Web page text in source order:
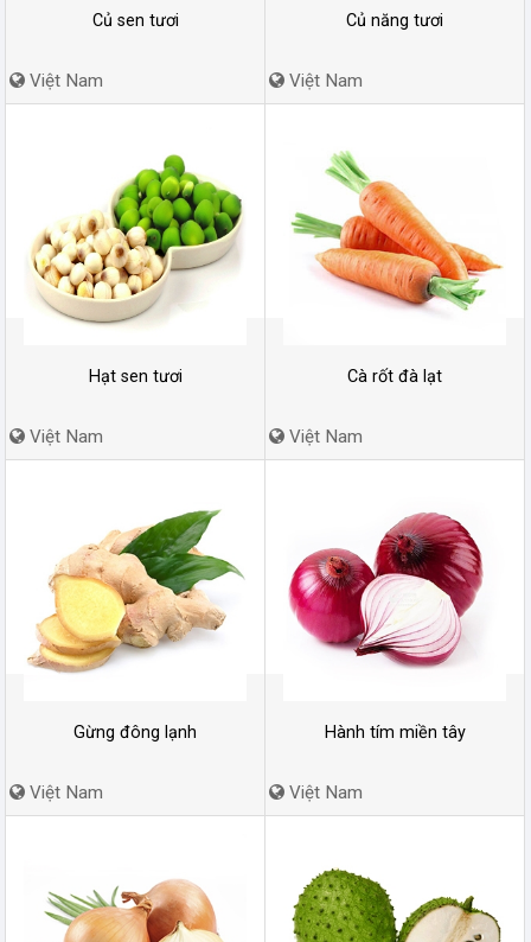
Củ sen tươi
Việt Nam
Củ năng tươi
Việt Nam
Hạt sen tươi
Việt Nam
Cà rốt đà lạt
Việt Nam
Gừng đông lạnh
Việt Nam
Hành tím miền tây
Việt Nam